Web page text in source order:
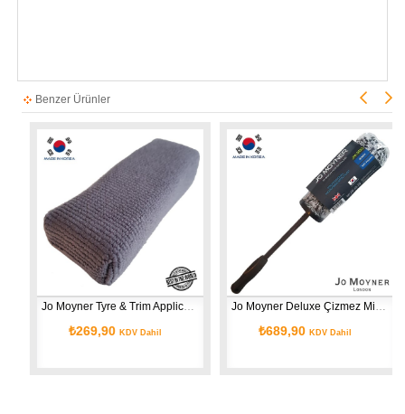
Benzer Ürünler
Jo Moyner Tyre & Trim Applicator - Lastik ve Plastik Uygulama Pedi Aplikatörü Kore'den ithal
₺269,90KDV Dahil
Jo Moyner Deluxe Çizmez Mikrofiber Hızlı Jant Temizleme Fırçası Büyük Boy Kore'den ithal
₺689,90KDV Dahil